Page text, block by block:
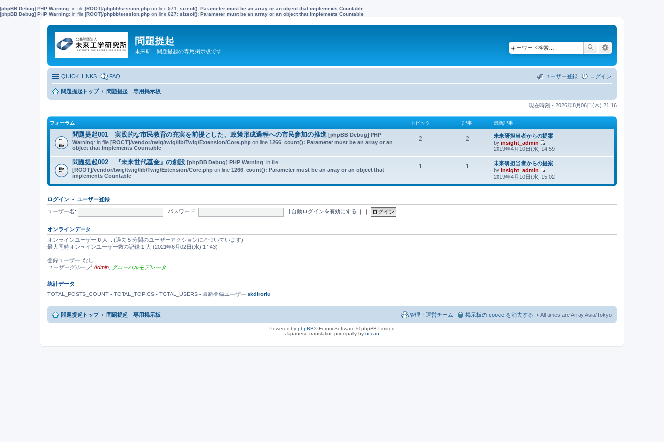
[phpBB Debug] PHP Warning: in file [ROOT]/phpbb/session.php on line 571 : sizeof(): Parameter must be an array or an object that implements Countable
[phpBB Debug] PHP Warning: in file [ROOT]/phpbb/session.php on line 627: sizeof(): Parameter must be an array or an object that implements Countable
問題提起
未来研 問題提起の専用掲示板です
QUICK_LINKS FAQ ログイン
ユーザー登録
問題提起トップ 問題提起 専用掲示板
現在時刻 - 2026年8月06日(木) 21:16
フォーラム トピック 記事 最新記事
問題提起001 実践的な市民教育の充実を前提とした、政策形成過程への市民参加の推進 [phpBB Debug] PHP
Warning: in file [ROOT]/vendor/twig/twig/lib/Twig/Extension/Core.php on line 1266: count(): Parameter must be an array or an
object that implements Countable
2 2
未来研担当者からの提案
by insight_admin
最
新
記
2019年4月10日(水) 14:59
問題提起002 『未来世代基金』の創設 [phpBB Debug] PHP Warning: in file
[ROOT]/vendor/twig/twig/lib/Twig/Extension/Core.php on line 1266: count(): Parameter must be an array or an object that
implements Countable
1 1
未来研担当者からの提案
by insight_admin
最
新
2019年4月10日(水) 15:02
ログイン • ユーザー登録
ユーザー名: パスワード: 自動ログインを有効にする
オンラインデータ
オンラインユーザー 0 人 :: (過去 5 分間のユーザーアクションに基づいています)
最大同時オンラインユーザー数の記録 1 人 (2021年6月02日(水) 17:43)
登録ユーザー: なし
ユーザーグループ: Admin グローバルモデレータ
統計データ
TOTAL_POSTS_COUNT • TOTAL_TOPICS • TOTAL_USERS • 最新登録ユーザー akdiroriu
問題提起トップ 問題提起 専用掲示板 All times are Array Asia/Tokyo
掲示板の cookie を消去する
管理・運営チーム
Powered by phpBB® Forum Software © phpBB Limited
Japanese translation principally by ocean